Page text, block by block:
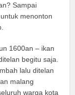
Sampai
menonton
1600an – ikan
begitu saja.
lalu ditelan
malang
warga kota